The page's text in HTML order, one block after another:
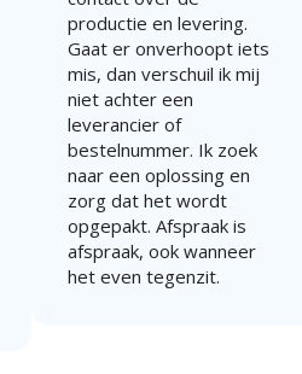
productie en levering.
Gaat er onverhoopt iets
mis, dan verschuil ik mij
niet achter een
leverancier of
bestelnummer. Ik zoek
naar een oplossing en
zorg dat het wordt
opgepakt. Afspraak is
afspraak, ook wanneer
het even tegenzit.